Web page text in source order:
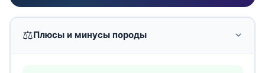
⚖️Плюсы и минусы породы